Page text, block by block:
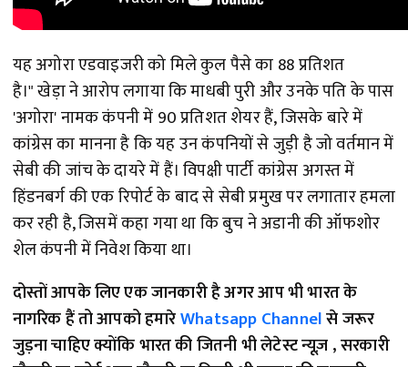
यह अगोरा एडवाइजरी को मिले कुल पैसे का 88 प्रतिशत
है।"खेड़ा ने आरोप लगाया कि माधबी पुरी और उनके पति के पास
'अगोरा' नामक कंपनी में 90 प्रतिशत शेयर हैं, जिसके बारे में
कांग्रेस का मानना ​​है कि यह उन कंपनियों से जुड़ी है जो वर्तमान में
सेबी की जांच के दायरे में हैं। विपक्षी पार्टी कांग्रेस अगस्त में
हिंडनबर्ग की एक रिपोर्ट के बाद से सेबी प्रमुख पर लगातार हमला
कर रही है, जिसमें कहा गया था कि बुच ने अडानी की ऑफशोर
शेल कंपनी में निवेश किया था।
दोस्तों आपके लिए एक जानकारी है अगर आप भी भारत के
नागरिक हैं तो आपको हमारेWhatsapp Channelसे जरूर
जुड़ना चाहिए क्योंकि भारत की जितनी भी लेटेस्ट न्यूज़ , सरकारी